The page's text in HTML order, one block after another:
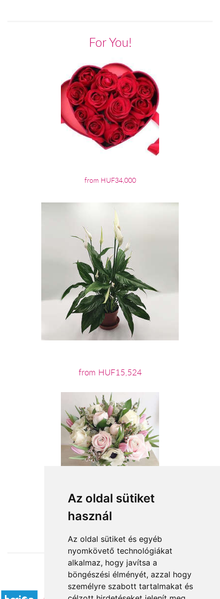
Az oldal sütiket
használ
Az oldal sütiket és egyéb
nyomkövető technológiákat
alkalmaz, hogy javítsa a
böngészési élményét, azzal hogy
személyre szabott tartalmakat és
For You!
from HUF34,000
from HUF15,524
from HUF23,200
Accepted payment methods